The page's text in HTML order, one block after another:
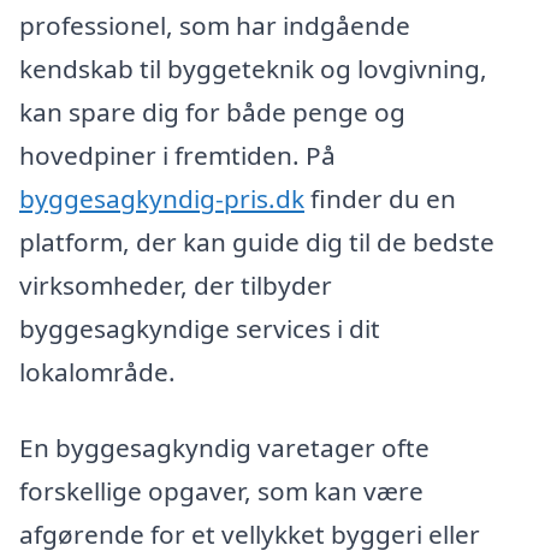
professionel, som har indgående
kendskab til byggeteknik og lovgivning,
kan spare dig for både penge og
hovedpiner i fremtiden. På
byggesagkyndig-pris.dkfinder du en
platform, der kan guide dig til de bedste
virksomheder, der tilbyder
byggesagkyndige services i dit
lokalområde.
En byggesagkyndig varetager ofte
forskellige opgaver, som kan være
afgørende for et vellykket byggeri eller